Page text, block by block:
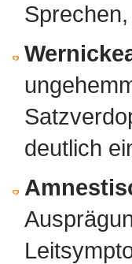
deutlich